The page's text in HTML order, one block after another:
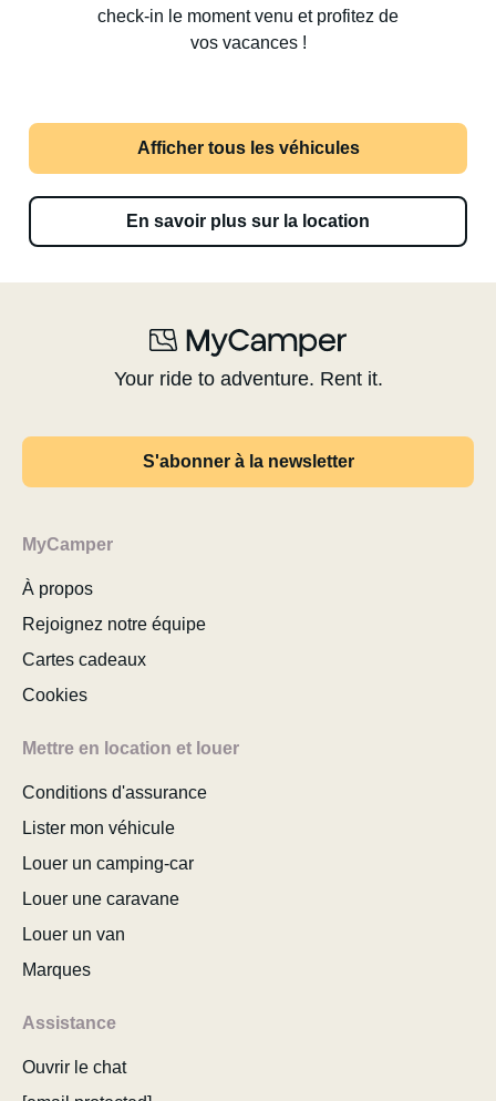
check-in le moment venu et profitez de
vos vacances !
Afficher tous les véhicules
En savoir plus sur la location
Your ride to adventure. Rent it.
S'abonner à la newsletter
MyCamper
À propos
Rejoignez notre équipe
Cartes cadeaux
Cookies
Mettre en location et louer
Conditions d'assurance
Lister mon véhicule
Louer un camping-car
Louer une caravane
Louer un van
Marques
Assistance
Ouvrir le chat